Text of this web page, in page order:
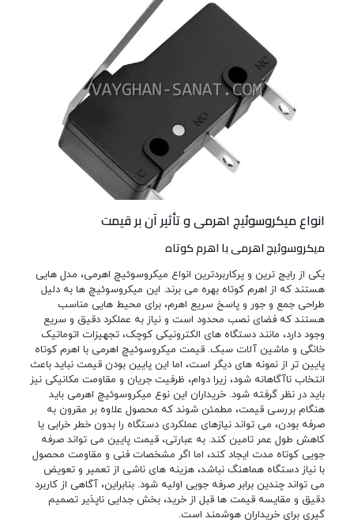
انواع میکروسوئیچ اهرمی و تأثیر آن بر قیمت
میکروسوئیچ اهرمی با اهرم کوتاه
یکی از رایج ترین و پرکاربردترین انواع میکروسوئیچ اهرمی، مدل هایی
هستند که از اهرم کوتاه بهره می برند. این میکروسوئیچ ها به دلیل
طراحی جمع و جور و پاسخ سریع اهرم، برای محیط هایی مناسب
هستند که فضای نصب محدود است و نیاز به عملکرد دقیق و سریع
وجود دارد، مانند دستگاه های الکترونیکی کوچک، تجهیزات اتوماتیک
خانگی و ماشین آلات سبک. قیمت میکروسوئیچ اهرمی با اهرم کوتاه
پایین تر از نمونه های دیگر است، اما این پایین بودن قیمت نباید باعث
انتخاب ناآگاهانه شود، زیرا دوام، ظرفیت جریان و مقاومت مکانیکی نیز
باید در نظر گرفته شود. خریداران این نوع میکروسوئیچ اهرمی باید
هنگام بررسی قیمت، مطمئن شوند که محصول علاوه بر مقرون به
صرفه بودن، می تواند نیازهای عملکردی دستگاه را بدون خطر خرابی یا
کاهش طول عمر تامین کند. به عبارتی، قیمت پایین می تواند صرفه
جویی کوتاه مدت ایجاد کند، اما اگر مشخصات فنی و مقاومت محصول
با نیاز دستگاه هماهنگ نباشد، هزینه های ناشی از تعمیر و تعویض
می تواند چندین برابر صرفه جویی اولیه شود. بنابراین، آگاهی از کاربرد
دقیق و مقایسه قیمت ها قبل از خرید، بخش جدایی ناپذیر تصمیم
گیری برای خریداران هوشمند است.